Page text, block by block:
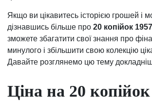
Якщо ви цікавитесь історією грошей і
дізнавшись більше про 20 копійок
зможете збагатити свої знання про
минулого і збільшити свою колекцію
Давайте розглянемо цю тему
Ціна на 20